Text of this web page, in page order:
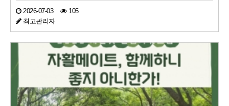
2026-07-03
105
최고관리자